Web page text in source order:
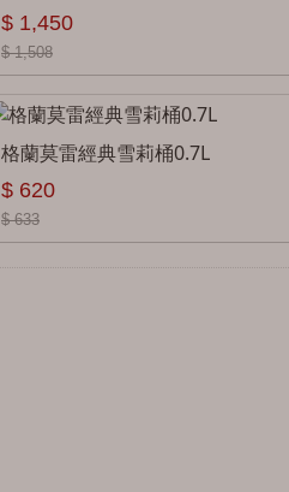
$ 1,450
$ 1,508
格蘭莫雷經典雪莉桶0.7L
$ 620
$ 633